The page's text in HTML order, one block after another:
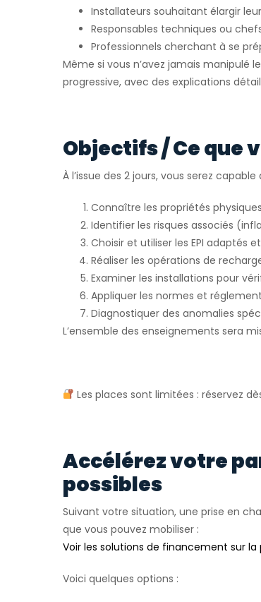
Installateurs souhaitant élargir
Responsables techniques ou
Professionnels cherchant à se
Même si vous n’avez jamais
progressive, avec des explications
Objectifs / Ce que
À l’issue des 2 jours, vous serez capable
Connaître les propriétés
Identifier les risques associés
Choisir et utiliser les EPI adaptés
Réaliser les opérations de
Examiner les installations pour
Appliquer les normes et
Diagnostiquer des anomalies
L’ensemble des enseignements sera
Les places sont limitées : réservez
Accélérez votre
possibles
Suivant votre situation, une prise en
que vous pouvez mobiliser :
Voir les solutions de financement sur la
Voici quelques options :